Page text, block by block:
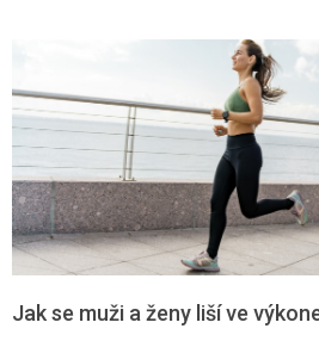
Jak se muži a ženy liší ve